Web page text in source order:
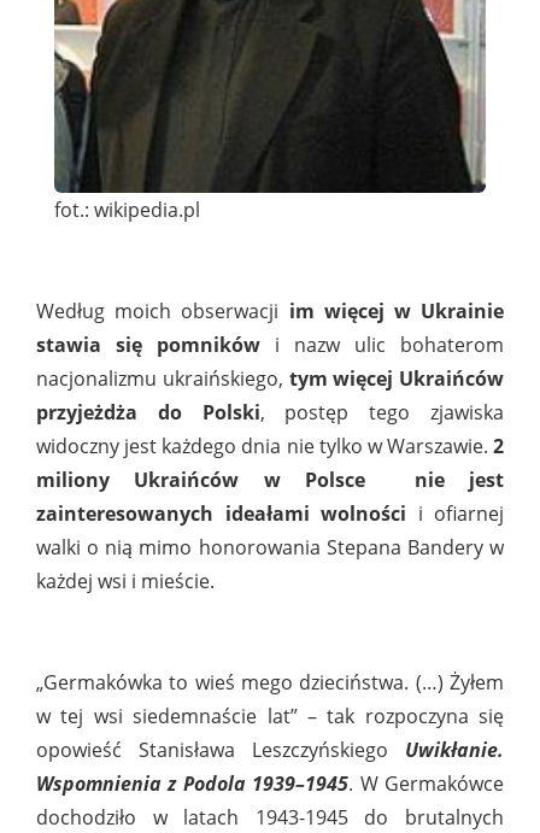
fot.: wikipedia.pl
Według moich obserwacji im więcej w Ukrainie
stawia się pomników i nazw ulic bohaterom
nacjonalizmu ukraińskiego, tym więcej Ukraińców
przyjeżdża do Polski, postęp tego zjawiska
widoczny jest każdego dnia nie tylko w Warszawie. 2
miliony Ukraińców w Polsce
nie jest
zainteresowanych ideałami wolności i ofiarnej
walki o nią mimo honorowania Stepana Bandery w
każdej wsi i mieście.
„Germakówka to wieś mego dzieciństwa. (…) Żyłem
w tej wsi siedemnaście lat” – tak rozpoczyna się
opowieść Stanisława Leszczyńskiego Uwikłanie.
Wspomnienia z Podola 1939–1945. W Germakówce
dochodziło w latach 1943-1945 do brutalnych